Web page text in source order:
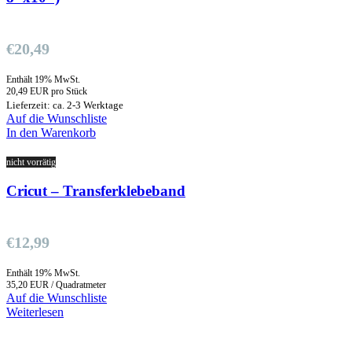
€20,49
Enthält 19% MwSt.
20,49 EUR pro Stück
Lieferzeit: ca. 2-3 Werktage
Auf die Wunschliste
In den Warenkorb
nicht vorrätig
Cricut – Transferklebeband
€12,99
Enthält 19% MwSt.
35,20 EUR / Quadratmeter
Auf die Wunschliste
Weiterlesen